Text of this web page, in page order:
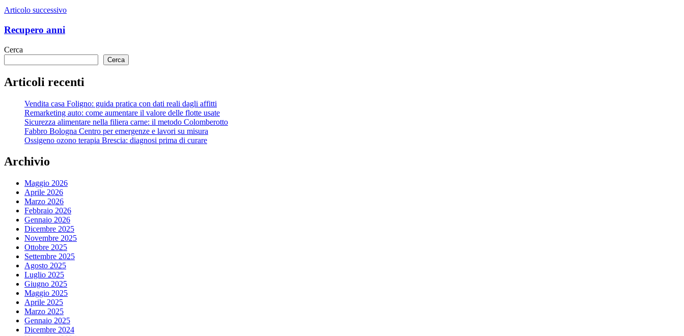
Articolo successivo
Recupero anni
Cerca
Cerca
Articoli recenti
Vendita casa Foligno: guida pratica con dati reali dagli affitti
Remarketing auto: come aumentare il valore delle flotte usate
Sicurezza alimentare nella filiera carne: il metodo Colomberotto
Fabbro Bologna Centro per emergenze e lavori su misura
Ossigeno ozono terapia Brescia: diagnosi prima di curare
Archivio
Maggio 2026
Aprile 2026
Marzo 2026
Febbraio 2026
Gennaio 2026
Dicembre 2025
Novembre 2025
Ottobre 2025
Settembre 2025
Agosto 2025
Luglio 2025
Giugno 2025
Maggio 2025
Aprile 2025
Marzo 2025
Gennaio 2025
Dicembre 2024